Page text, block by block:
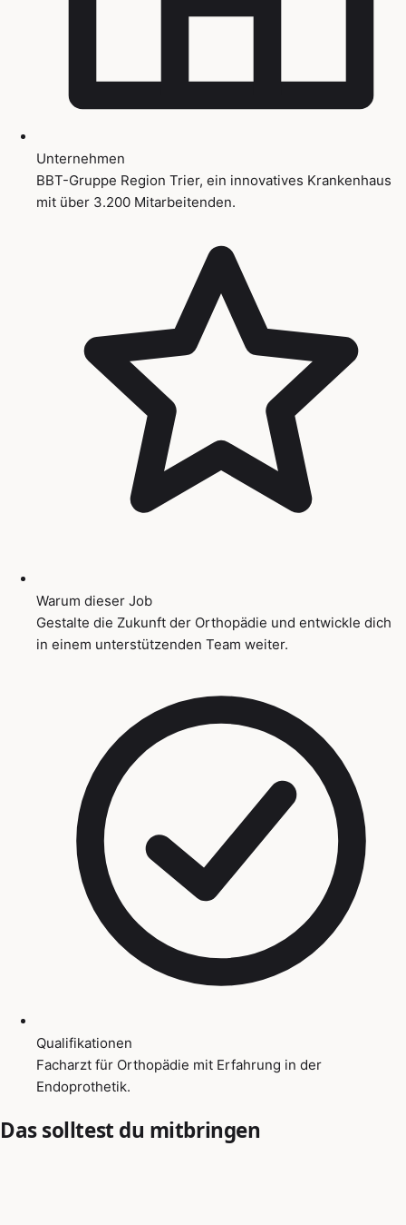
Unternehmen
BBT-Gruppe Region Trier, ein innovatives Krankenhaus
mit über 3.200 Mitarbeitenden.
Warum dieser Job
Gestalte die Zukunft der Orthopädie und entwickle dich
in einem unterstützenden Team weiter.
Qualifikationen
Facharzt für Orthopädie mit Erfahrung in der
Endoprothetik.
Das solltest du mitbringen